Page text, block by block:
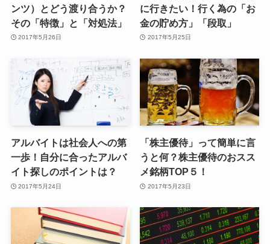
ンツ）とどう渡り合うか？
その「特徴」と「対処法」
2017年5月26日
に行きたい！行く為の「お
金の貯め方」「段取」
2017年5月25日
アルバイトは社会人への第
一歩！自分に合ったアルバ
イト探しのポイントは？
2017年5月24日
「株主優待」って簡単に言
うと何？株主優待のおスス
メ銘柄TOP５！
2017年5月23日